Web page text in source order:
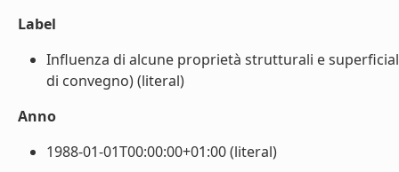
Label
Influenza di alcune proprietà strutturali e
di convegno) (literal)
Anno
1988-01-01T00:00:00+01:00 (literal)